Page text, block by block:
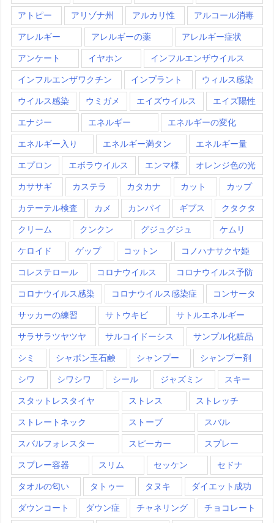
アトピー アリゾナ州 アルカリ性 アルコール消毒
アレルギー アレルギーの薬 アレルギー症状
アンケート イヤホン インフルエンザウイルス
インフルエンザワクチン インプラント ウィルス感染
ウイルス感染 ウミガメ エイズウイルス エイズ陽性
エナジー エネルギー エネルギーの変化
エネルギー入り エネルギー満タン エネルギー量
エプロン エボラウイルス エンマ様 オレンジ色の光
カササギ カステラ カタカナ カット カップ
カテーテル検査 カメ カンパイ ギブス クタクタ
クリーム クンクン グジュグジュ ケムリ
ケロイド ゲップ コットン コノハナサクヤ姫
コレステロール コロナウイルス コロナウイルス予防
コロナウイルス感染 コロナウイルス感染症 コンサータ
サッカーの練習 サトウキビ サトルエネルギー
サラサラツヤツヤ サルコイドーシス サンプル化粧品
シミ シャボン玉石鹸 シャンプー シャンプー剤
シワ シワシワ シール ジャズミン スキー
スタットレスタイヤ ストレス ストレッチ
ストレートネック ストーブ スバル
スバルフォレスター スピーカー スプレー
スプレー容器 スリム セッケン セドナ
タオルの匂い タトゥー タヌキ ダイエット成功
ダウンコート ダウン症 チャネリング チョコレート